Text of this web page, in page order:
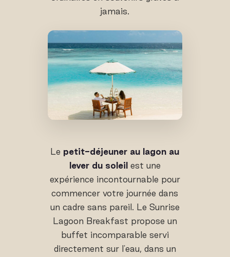
jamais.
Le petit-déjeuner au lagon au
lever du soleil est une
expérience incontournable pour
commencer votre journée dans
un cadre sans pareil. Le Sunrise
Lagoon Breakfast propose un
buffet incomparable servi
directement sur l'eau, dans un